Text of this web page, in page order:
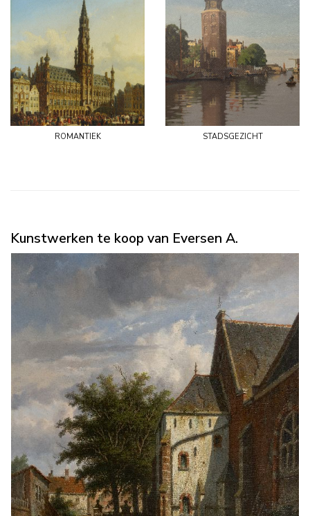
romantiek stadsgezicht
Kunstwerken te koop van Eversen A.